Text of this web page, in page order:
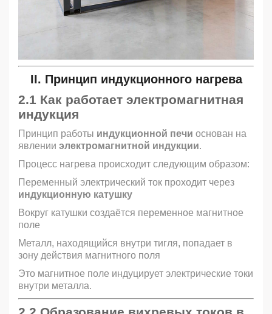
II. Принцип индукционного нагрева
2.1 Как работает электромагнитная
индукция
Принцип работы индукционной печи основан на
явлении электромагнитной индукции.
Процесс нагрева происходит следующим образом:
Переменный электрический ток проходит через
индукционную катушку
Вокруг катушки создаётся переменное магнитное
поле
Металл, находящийся внутри тигля, попадает в
зону действия магнитного поля
Это магнитное поле индуцирует электрические токи
внутри металла.